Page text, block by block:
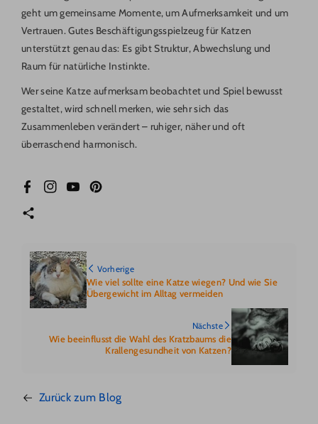
geht um gemeinsame Momente, um Aufmerksamkeit und um
Vertrauen. Gutes Beschäftigungsspielzeug für Katzen
unterstützt genau das: Es gibt Struktur, Abwechslung und
Raum für natürliche Instinkte.
Wer seine Katze aufmerksam beobachtet und Spiel bewusst
gestaltet, wird schnell merken, wie sehr sich das
Zusammenleben verändert – ruhiger, näher und oft
überraschend harmonisch.
FacebookInstagram
YouTubePinterest
Vorherige
Wie viel sollte eine Katze wiegen? Und wie Sie
Übergewicht im Alltag vermeiden
Nächste
Wie beeinflusst die Wahl des Kratzbaums die
Krallengesundheit von Katzen?
Zurück zum Blog